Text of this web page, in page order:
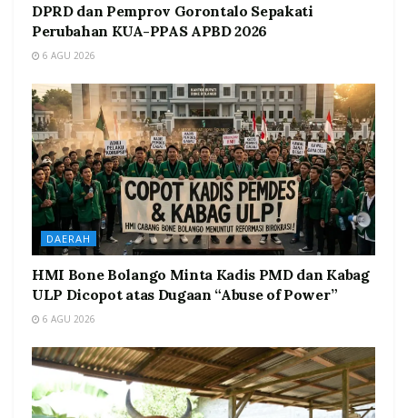
DPRD dan Pemprov Gorontalo Sepakati
Perubahan KUA-PPAS APBD 2026
6 AGU 2026
DAERAH
HMI Bone Bolango Minta Kadis PMD dan Kabag
ULP Dicopot atas Dugaan “Abuse of Power”
6 AGU 2026